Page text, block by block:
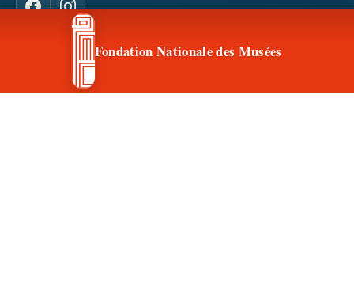
FacebookInstagram
CONTACT & ACCÈS
Fondation Nationale des Musées